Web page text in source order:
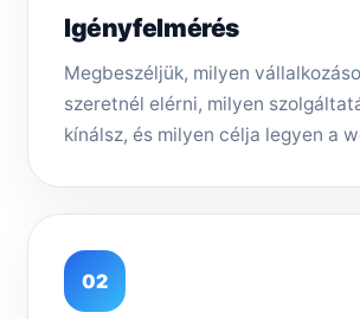
Igényfelmérés
Megbeszéljük, milyen
szeretnél elérni, milyen
kínálsz, és milyen célja legyen a
02